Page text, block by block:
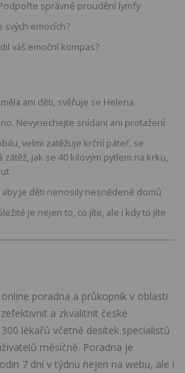
správné proudění lymfy
svých emocích?
váš emoční kompas?
ani děti, svěřuje se Helena
Nevynechejte snídani ani protažení
velmi zatěžuje krční páteř, se
jak se 40 kilovým pytlem na krku,
aby je děti nenosily nesnědené domů
je nejen to, co jíte, ale i kdy to jíte
poradna a průkopník v oblasti
a zkvalitnit české
lékařů včetně desítek specialistů
měsíčně. Poradna je
7 dní v týdnu nejen na webu, ale i